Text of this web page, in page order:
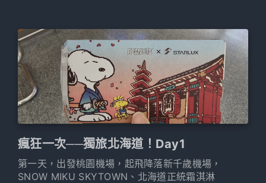
瘋狂一次──獨旅北海道！Day1
第一天，出發桃園機場，起飛降落新千歲機場，
SNOW MIKU SKYTOWN、北海道正統霜淇淋